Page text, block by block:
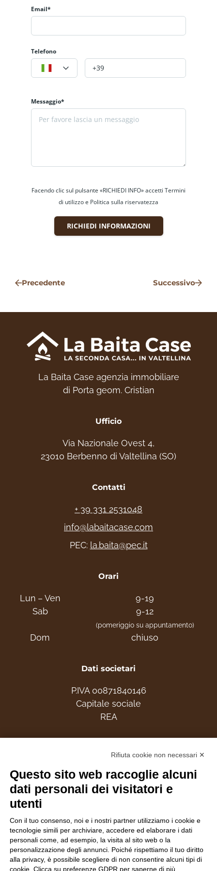
pagamento.
Vuoi avere maggiori informazioni?
Contattaci, saremo lieti di aiutarti a scegliere
la casa ideale per la tua famiglia. Vivi la
info: 329-9532038 - Sito web:
www.labaitacase.com - Email:
Email*
Telefono
Messaggio*
Facendo clic sul pulsante «RICHIEDI INFO» accetti Termini
di utilizzo e Politica sulla riservatezza
RICHIEDI INFORMAZIONI
Precedente Successivo
La Baita Case agenzia immobiliare
di Porta geom. Cristian
Ufficio
Via Nazionale Ovest 4,
23010 Berbenno di Valtellina (SO)
Contatti
+ 39 331 2531048
info@labaitacase.com
PEC: la.baita@pec.it
Orari
Lun – Ven
9-19
Sab
9-12
(pomeriggio su appuntamento)
Dom chiuso
Dati societari
P.IVA 00871840146
Capitale sociale
REA
Rifiuta cookie non necessari ✕
Questo sito web raccoglie alcuni
dati personali dei visitatori e
utenti
Con il tuo consenso, noi e i nostri partner utilizziamo i cookie e
tecnologie simili per archiviare, accedere ed elaborare i dati
personali come, ad esempio, la visita al sito web o la
personalizzazione degli annunci. Poiché rispettiamo il tuo diritto
alla privacy, è possibile scegliere di non consentire alcuni tipi di
cookie. Clicca su preferenze GDPR per saperne di più.